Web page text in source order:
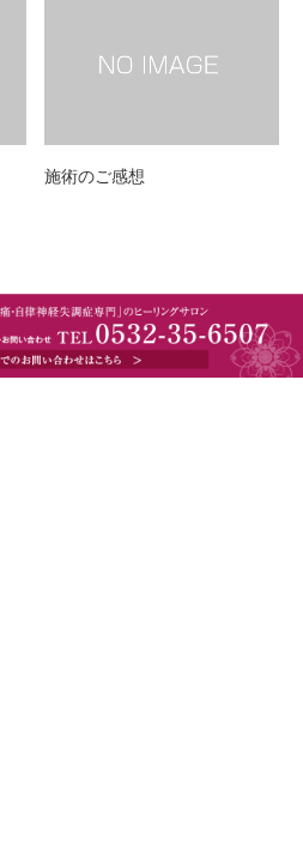
施術のご感想